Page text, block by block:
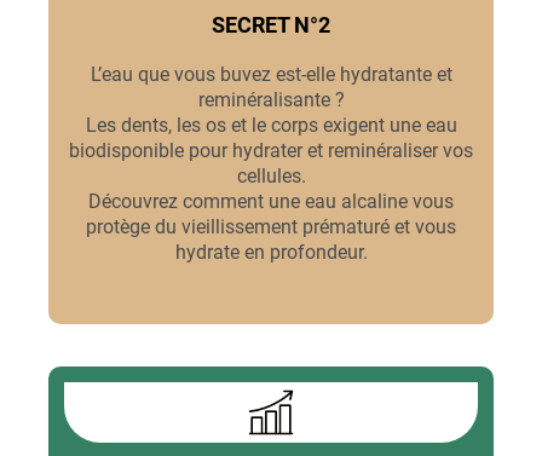
SECRET N°2
L’eau que vous buvez est-elle hydratante et
reminéralisante ?
Les dents, les os et le corps exigent une eau
biodisponible pour hydrater et reminéraliser vos
cellules.
Découvrez comment une eau alcaline vous
protège du vieillissement prématuré et vous
hydrate en profondeur.